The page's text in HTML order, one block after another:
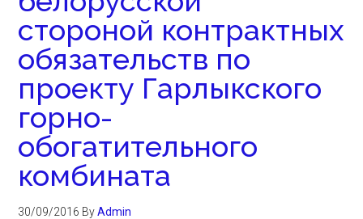
стороной контрактных
обязательств по
проекту Гарлыкского
горно-
обогатительного
комбината
30/09/2016 ByAdmin